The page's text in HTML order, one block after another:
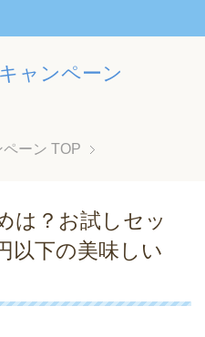
ャンペーン
ーン TOP
は？お試しセッ
以下の美味しい